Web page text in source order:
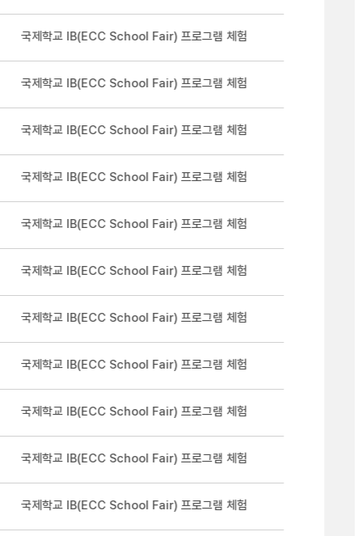
국제학교 IB(ECC School Fair) 프로그램 체험
국제학교 IB(ECC School Fair) 프로그램 체험
국제학교 IB(ECC School Fair) 프로그램 체험
국제학교 IB(ECC School Fair) 프로그램 체험
국제학교 IB(ECC School Fair) 프로그램 체험
국제학교 IB(ECC School Fair) 프로그램 체험
국제학교 IB(ECC School Fair) 프로그램 체험
국제학교 IB(ECC School Fair) 프로그램 체험
국제학교 IB(ECC School Fair) 프로그램 체험
국제학교 IB(ECC School Fair) 프로그램 체험
국제학교 IB(ECC School Fair) 프로그램 체험